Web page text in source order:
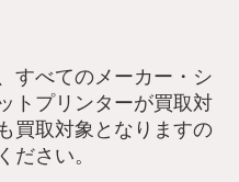
すべてのメーカー・シ
トプリンターが買取対
買取対象となりますの
ださい。